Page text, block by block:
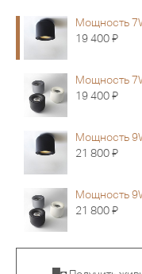
Мощность
19 400Я
Мощность
19 400Я
Мощность
21 800Я
Мощность
21 800Я